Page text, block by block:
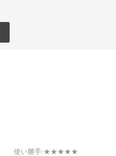
使い勝手:★★★★★